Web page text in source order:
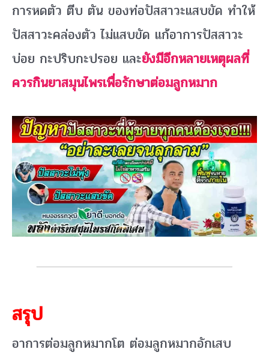
การหดตัว ตีบ ตัน ของท่อปัสสาวะแสบขัด ทำให้
ปัสสาวะคล่องตัว ไม่แสบขัด แก้อาการปัสสาวะ
บ่อย กะปริบกะปรอย และยังมีอีกหลายเหตุผลที่
ควรกินยาสมุนไพรเพื่อรักษาต่อมลูกหมาก
สรุป
อาการต่อมลูกหมากโต ต่อมลูกหมากอักเสบ